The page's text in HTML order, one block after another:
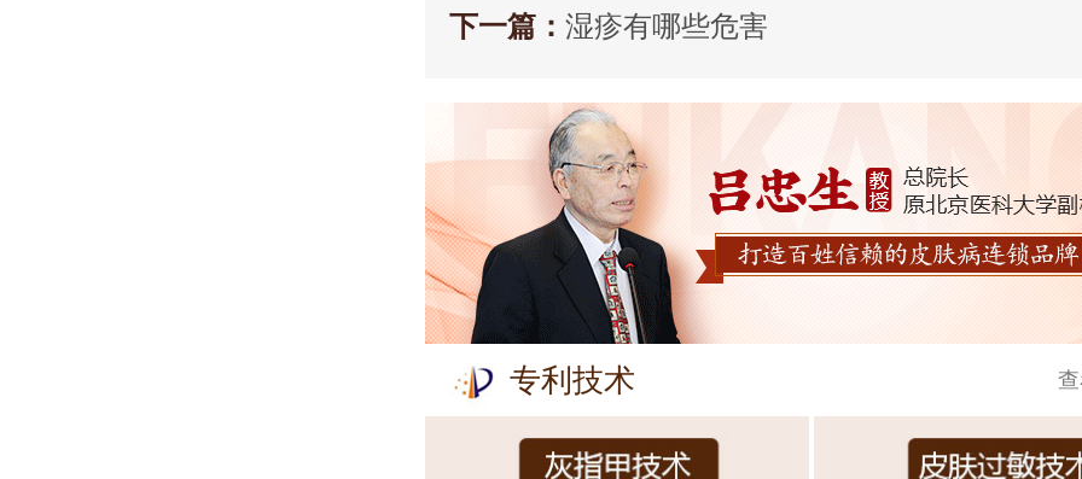
下一篇： 湿疹有哪些危害
专利技术